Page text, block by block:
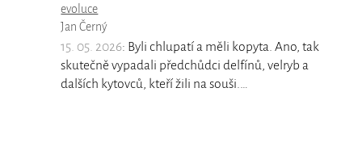
evoluce
Jan Černý
15. 05. 2026: Byli chlupatí a měli kopyta. Ano, tak
skutečně vypadali předchůdci delfínů, velryb a
dalších kytovců, kteří žili na souši.…